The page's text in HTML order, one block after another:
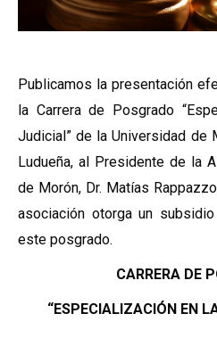
Publicamos la presentación
la Carrera de Posgrado
Judicial” de la Universidad de
Ludueña, al Presidente de la
de Morón, Dr. Matías
asociación otorga un
este posgrado.
CARRERA DE
“ESPECIALIZACIÓN EN